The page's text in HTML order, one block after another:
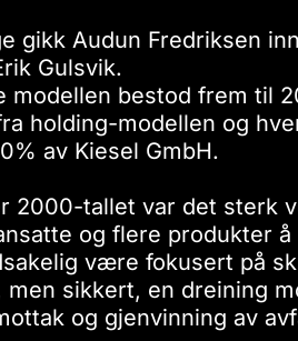
gikk Audun Fredriksen
Gulsvik.
modellen bestod frem til
holding-modellen og
av Kiesel GmbH.
2000-tallet var det sterk
og flere produkter å
være fokusert på
men sikkert, en dreining
og gjenvinning av